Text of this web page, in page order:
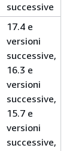
successive
17.4 e
versioni
successive,
16.3 e
versioni
successive,
15.7 e
versioni
successive,